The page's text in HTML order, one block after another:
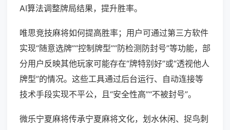
AI算法调整牌局结果，提升胜率。
唯思竞技麻将如何提高胜率；用户可通过第三方软件
实现“随意选牌”“控制牌型”“防检测防封号”等功能，部
分用户反映其他玩家可能存在“牌特别好”或“透视他人
牌型”的情况。这些工具通过后台运行、自动连接等
技术手段实现不平公，且“安全性高”“不被封号”。
微乐宁夏麻将传承宁夏麻将文化，划水休闲、捉鸟刺